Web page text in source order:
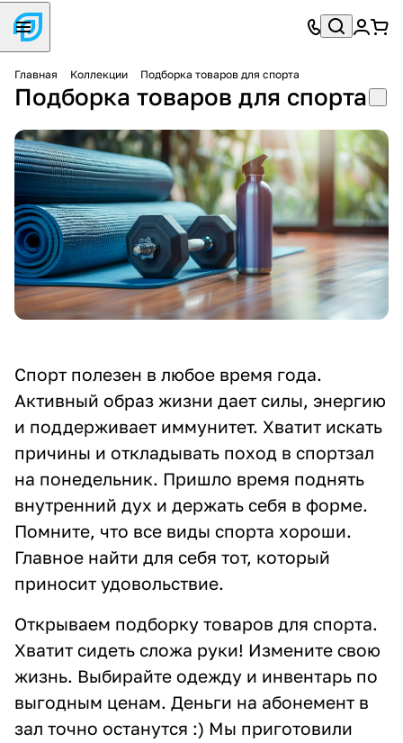
Главная Коллекции Подборка товаров для спорта
Подборка товаров для спорта
Спорт полезен в любое время года.
Активный образ жизни дает силы, энергию
и поддерживает иммунитет. Хватит искать
причины и откладывать поход в спортзал
на понедельник. Пришло время поднять
внутренний дух и держать себя в форме.
Помните, что все виды спорта хороши.
Главное найти для себя тот, который
приносит удовольствие.
Открываем подборку товаров для спорта.
Хватит сидеть сложа руки! Измените свою
жизнь. Выбирайте одежду и инвентарь по
выгодным ценам. Деньги на абонемент в
зал точно останутся :) Мы приготовили